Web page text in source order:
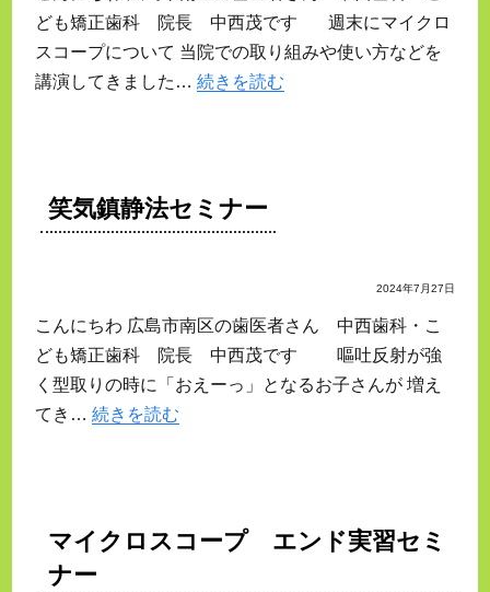
ども矯正歯科 院長 中西茂です 週末にマイクロ
スコープについて 当院での取り組みや使い方などを
講演してきました… 続きを読む
笑気鎮静法セミナー
2024年7月27日
こんにちわ 広島市南区の歯医者さん 中西歯科・こ
ども矯正歯科 院長 中西茂です 嘔吐反射が強
く型取りの時に「おえーっ」となるお子さんが 増え
てき… 続きを読む
マイクロスコープ エンド実習セミ
ナー